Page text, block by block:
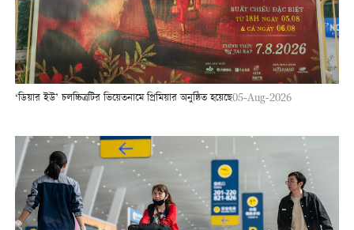
‘ডিয়ার ইউ’ চলচ্চিত্রটির ভিয়েতনামে প্রিমিয়ার অনুষ্ঠিত হয়েছে05-Aug-2026